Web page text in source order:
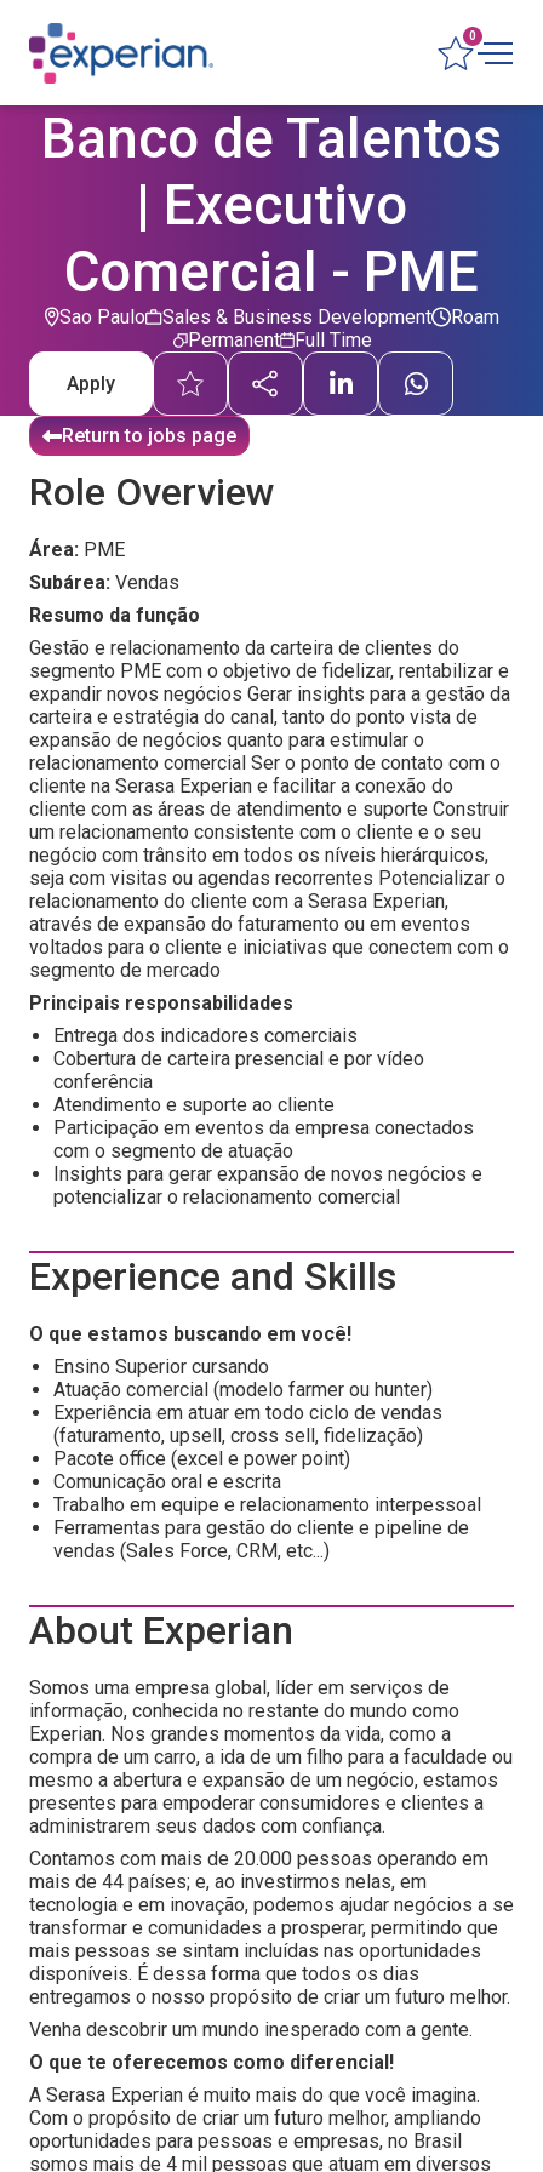
0
Banco de Talentos
| Executivo
Comercial - PME
Sao Paulo
Sales & Business Development
Permanent
Roam
Full Time
Apply
Return to jobs page
Role Overview
Área: PME
Subárea: Vendas
Resumo da função
Gestão e relacionamento da carteira de clientes do
segmento PME com o objetivo de fidelizar, rentabilizar e
expandir novos negócios Gerar insights para a gestão da
carteira e estratégia do canal, tanto do ponto vista de
expansão de negócios quanto para estimular o
relacionamento comercial Ser o ponto de contato com o
cliente na Serasa Experian e facilitar a conexão do
cliente com as áreas de atendimento e suporte Construir
um relacionamento consistente com o cliente e o seu
negócio com trânsito em todos os níveis hierárquicos,
seja com visitas ou agendas recorrentes Potencializar o
relacionamento do cliente com a Serasa Experian,
através de expansão do faturamento ou em eventos
voltados para o cliente e iniciativas que conectem com o
segmento de mercado
Principais responsabilidades
Entrega dos indicadores comerciais
Cobertura de carteira presencial e por vídeo
conferência
Atendimento e suporte ao cliente
Participação em eventos da empresa conectados
com o segmento de atuação
Insights para gerar expansão de novos negócios e
potencializar o relacionamento comercial
Experience and Skills
O que estamos buscando em você!
Ensino Superior cursando
Atuação comercial (modelo farmer ou hunter)
Experiência em atuar em todo ciclo de vendas
(faturamento, upsell, cross sell, fidelização)
Pacote office (excel e power point)
Comunicação oral e escrita
Trabalho em equipe e relacionamento interpessoal
Ferramentas para gestão do cliente e pipeline de
vendas (Sales Force, CRM, etc...)
About Experian
Somos uma empresa global, líder em serviços de
informação, conhecida no restante do mundo como
Experian. Nos grandes momentos da vida, como a
compra de um carro, a ida de um filho para a faculdade ou
mesmo a abertura e expansão de um negócio, estamos
presentes para empoderar consumidores e clientes a
administrarem seus dados com confiança.
Contamos com mais de 20.000 pessoas operando em
mais de 44 países; e, ao investirmos nelas, em
tecnologia e em inovação, podemos ajudar negócios a se
transformar e comunidades a prosperar, permitindo que
mais pessoas se sintam incluídas nas oportunidades
disponíveis. É dessa forma que todos os dias
entregamos o nosso propósito de criar um futuro melhor.
Venha descobrir um mundo inesperado com a gente.
O que te oferecemos como diferencial!
A Serasa Experian é muito mais do que você imagina.
Com o propósito de criar um futuro melhor, ampliando
oportunidades para pessoas e empresas, no Brasil
somos mais de 4 mil pessoas que atuam em diversos